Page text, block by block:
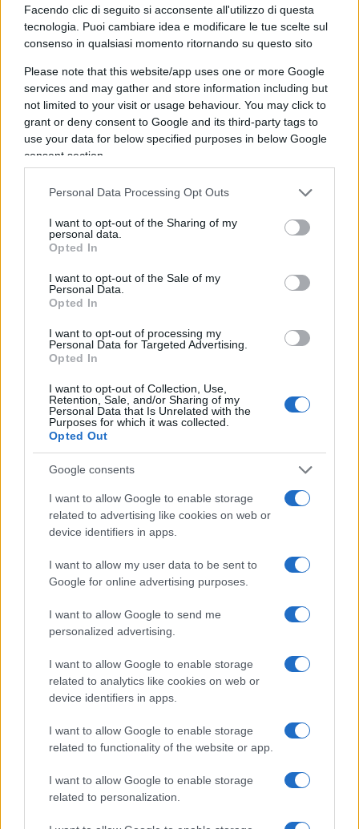
Facendo clic di seguito si acconsente all'utilizzo di questa
tecnologia. Puoi cambiare idea e modificare le tue scelte sul
consenso in qualsiasi momento ritornando su questo sito
Please note that this website/app uses one or more Google
services and may gather and store information including but
not limited to your visit or usage behaviour. You may click to
grant or deny consent to Google and its third-party tags to
use your data for below specified purposes in below Google
consent section.
Personal Data Processing Opt Outs
I want to opt-out of the Sharing of my
personal data.
Opted In
I want to opt-out of the Sale of my
Personal Data.
Opted In
I want to opt-out of processing my
Personal Data for Targeted Advertising.
Opted In
I want to opt-out of Collection, Use,
Retention, Sale, and/or Sharing of my
Personal Data that Is Unrelated with the
Purposes for which it was collected.
Opted Out
Google consents
I want to allow Google to enable storage
related to advertising like cookies on web or
device identifiers in apps.
I want to allow my user data to be sent to
Google for online advertising purposes.
I want to allow Google to send me
personalized advertising.
I want to allow Google to enable storage
related to analytics like cookies on web or
device identifiers in apps.
I want to allow Google to enable storage
related to functionality of the website or app.
I want to allow Google to enable storage
related to personalization.
Come si può leggere anche negli Stati Uniti ci
sono ora aumenti medi dei salari intorno al 5 o
Reserveaumenta i tassi di interesse. Anche
LagardeallaBcecita gli aumenti medi dei salari
in eurozona di cui sopra come motivo per
Non pensiamo ci sia bisogno invece di allegare
grafici e tabelle per mostrare che invece in Italia
non ci sono aumenti medi contrattuali di
anni lo stipendio medio in Italia è leggermente
calato, mentre in tutto il resto del mondo è
aumentato (in Francia ad es +30%).
Come si può leggere però qui su Bloomberg
sono “lodevoli” eccezioni. Ai managers di
Unicredit il compenso medio è aumentato del
12% l’anno scorso e quest’anno aumenterà del
20%. Alla luce del fatto che, remunerando zero i
depositi, che negli ultimi anni sono aumentati di
tassi Unicredit sta guadagnando circa 6 miliardi
l’anno. Chiusa parentesi.
Di conseguenza, se in Italia l’aumento
dell’inflazione è il maggiore dei paesi industriali e
però, a differenza degli altri,non abbiamo
aumenti medi degli stipendi
modo la compensano, i margini delle aziende in